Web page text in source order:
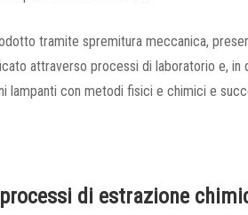
tramite spremitura meccanica,
attraverso processi di laboratorio e, in
lampanti con metodi fisici e chimici e
di estrazione